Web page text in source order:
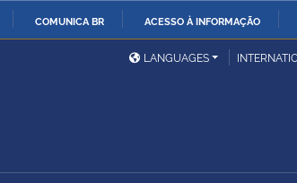
COMUNICA BR ACESSO À INFORMAÇÃO
Ministério das Relações
ExterioresLANGUAGES